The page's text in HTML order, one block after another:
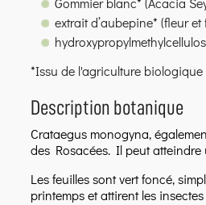
extrait d’aubepine* (fleur
*Issu de l'agriculture biologique
Description botanique
Crataegus monogyna,
des Rosacées. Il peut atteindre
Les feuilles sont vert foncé,
printemps et attirent les